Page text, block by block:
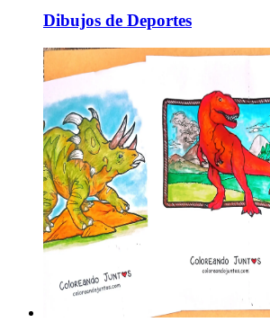
Dibujos de Deportes